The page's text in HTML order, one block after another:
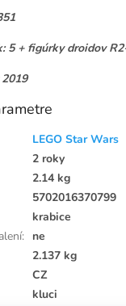
5 + figúrky droidov
LEGO Star Wars
2 roky
2.14 kg
5702016370799
krabice
: ne
2.137 kg
CZ
kluci